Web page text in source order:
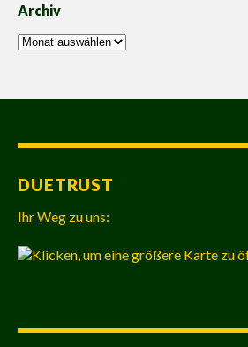
Archiv
Archiv
DUETRUST
Ihr Weg zu uns: